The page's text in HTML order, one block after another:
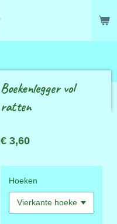
Boekenlegger vol
ratten
€ 3,60
Hoeken